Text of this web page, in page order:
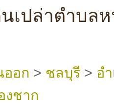
เปล่าตำบล
ออก > ชลบุรี > อ
งชาก